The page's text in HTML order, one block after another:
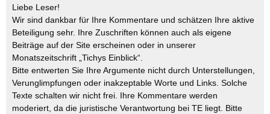
Liebe Leser!
Wir sind dankbar für Ihre Kommentare und schätzen Ihre aktive
Beteiligung sehr. Ihre Zuschriften können auch als eigene
Beiträge auf der Site erscheinen oder in unserer
Monatszeitschrift „Tichys Einblick“.
Bitte entwerten Sie Ihre Argumente nicht durch Unterstellungen,
Verunglimpfungen oder inakzeptable Worte und Links. Solche
Texte schalten wir nicht frei. Ihre Kommentare werden
moderiert, da die juristische Verantwortung bei TE liegt. Bitte